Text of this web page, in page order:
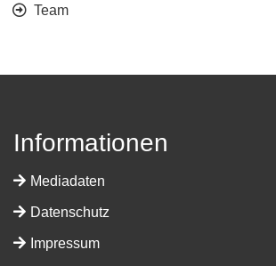
Team
Informationen
Mediadaten
Datenschutz
Impressum